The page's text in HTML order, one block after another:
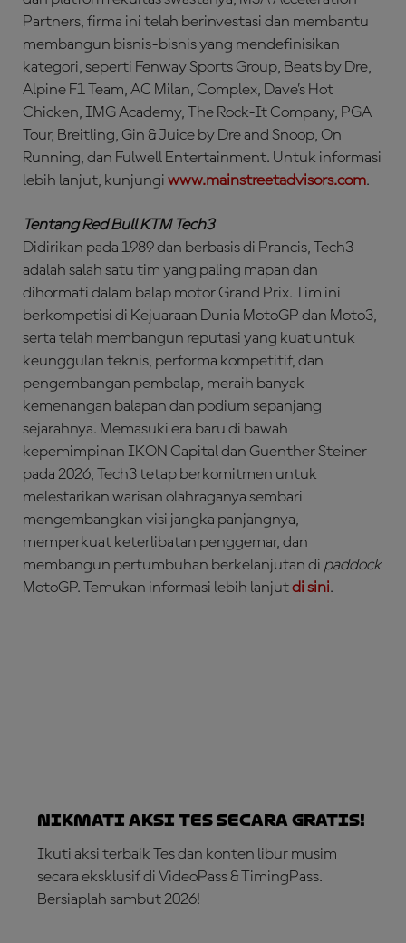
Partners, firma ini telah berinvestasi dan membantu
membangun bisnis-bisnis yang mendefinisikan
kategori, seperti Fenway Sports Group, Beats by Dre,
Alpine F1 Team, AC Milan, Complex, Dave’s Hot
Chicken, IMG Academy, The Rock-It Company, PGA
Tour, Breitling, Gin & Juice by Dre and Snoop, On
Running, dan Fulwell Entertainment. Untuk informasi
lebih lanjut, kunjungi www.mainstreetadvisors.com.
Tentang Red Bull KTM Tech3
Didirikan pada 1989 dan berbasis di Prancis, Tech3
adalah salah satu tim yang paling mapan dan
dihormati dalam balap motor Grand Prix. Tim ini
berkompetisi di Kejuaraan Dunia MotoGP dan Moto3,
serta telah membangun reputasi yang kuat untuk
keunggulan teknis, performa kompetitif, dan
pengembangan pembalap, meraih banyak
kemenangan balapan dan podium sepanjang
sejarahnya. Memasuki era baru di bawah
kepemimpinan IKON Capital dan Guenther Steiner
pada 2026, Tech3 tetap berkomitmen untuk
melestarikan warisan olahraganya sembari
mengembangkan visi jangka panjangnya,
memperkuat keterlibatan penggemar, dan
membangun pertumbuhan berkelanjutan di paddock
MotoGP. Temukan informasi lebih lanjutdi sini.
Nikmati Aksi Tes secara Gratis!
Ikuti aksi terbaik Tes dan konten libur musim
secara eksklusif di VideoPass & TimingPass.
Bersiaplah sambut 2026!